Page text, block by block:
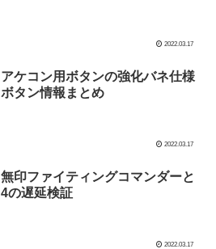
2022.03.17
アケコン用ボタンの強化バネ仕様
ボタン情報まとめ
2022.03.17
無印ファイティングコマンダーと
4の遅延検証
2022.03.17